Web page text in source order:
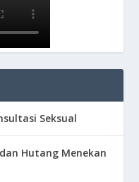
Seksual
Hutang Menekan